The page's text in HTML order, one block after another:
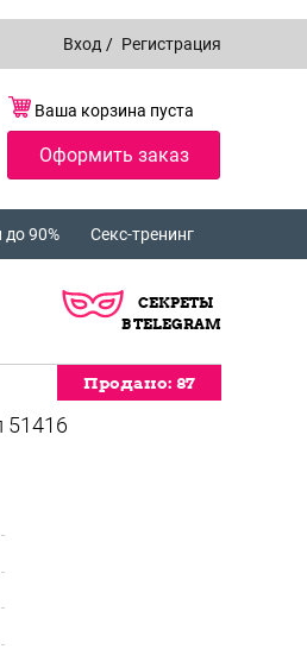
Вход / Регистрация
Ваша корзина пуста
Оформить заказ
90% Секс-тренинг
СЕКРЕТЫ
В TELEGRAM
Продано: 87
Продано: 87
Продано: 87
Продано: 87
Продано: 87
Продано: 87
Продано: 87